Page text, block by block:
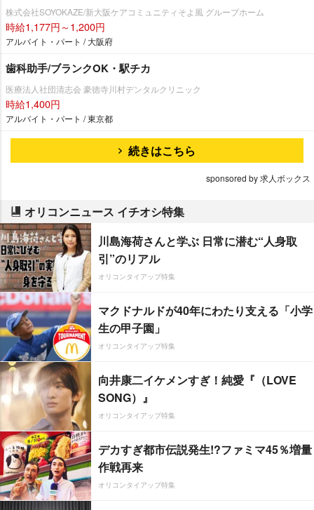
株式会社SOYOKAZE/新大阪ケアコミュニティそよ風 グループホーム
時給1,177円～1,200円
アルバイト・パート / 大阪府
歯科助手/ブランクOK・駅チカ
医療法人社団清志会 豪徳寺川村デンタルクリニック
時給1,400円
アルバイト・パート / 東京都
続きはこちら
sponsored by 求人ボックス
オリコンニュース イチオシ特集
川島海荷さんと学ぶ 日常に潜む“人身取
引”のリアル
オリコンタイアップ特集
マクドナルドが40年にわたり支える「小学
生の甲子園」
オリコンタイアップ特集
向井康二イケメンすぎ！純愛『（LOVE
SONG）』
オリコンタイアップ特集
デカすぎ都市伝説発生!?ファミマ45％増量
作戦再来
オリコンタイアップ特集